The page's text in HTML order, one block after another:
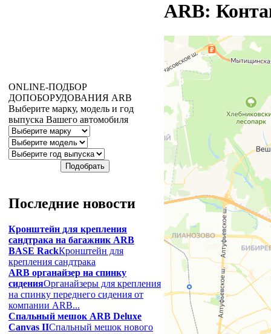
ONLINE-ПОДБОР
ДОПОБОРУДОВАНИЯ ARB
Выберите марку, модель и год
выпуска Вашего автомобиля
Последние новости
Кронштейн для крепления
сандтрака на багажник ARB
BASE RackКронштейн для
крепления сандтрака
ARB органайзер на спинку
сиденияОрганайзеры для крепления
на спинку переднего сидения от
компании ARB...
Спальный мешок ARB Deluxe
Canvas IIСпальный мешок нового
ARB: